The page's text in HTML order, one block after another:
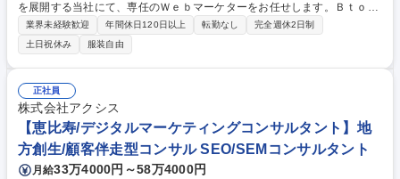
を展開する当社にて、専任のＷｅｂマーケターをお任せします。ＢｔｏＣ
の顧客獲得から、採用に課題を抱える法人向けＢｔｏＢ領域のリード獲得
まで幅広く関わっていただきます。 全員が未経験からスタートし活躍して
いるポジションです。希望と適性に応じ、以下いずれかの業務を担当しま
す。 ■広告運用：ＳＮＳ広告等の戦略設計、分析と改善、ＬＰやクリエイ
ティブ作成、ＣＲＭ設計 ■ＳＥＯ：メディア設計の戦略立案、記事のデー
タ分析と改善、ＣＴＡ設計、被リンク管理 ■オーガニックメディア：コン
セプト設計、コンテンツ企画作成、数値分析、コラボ先選定 募集職種
【Ｗｅｂマーケター】/未経験歓迎/年休１２５日/広告･ＳＥＯ
業界未経験歓迎 年間休日120日以上 転勤なし
完全週休2日制
土日祝休み
服装自由
正社員
株式会社アクシス
【恵比寿/デジタルマーケティングコンサルタント】地
方創生/顧客伴走型コンサル SEO/SEMコンサルタント
月給33万4000円～58万4000円